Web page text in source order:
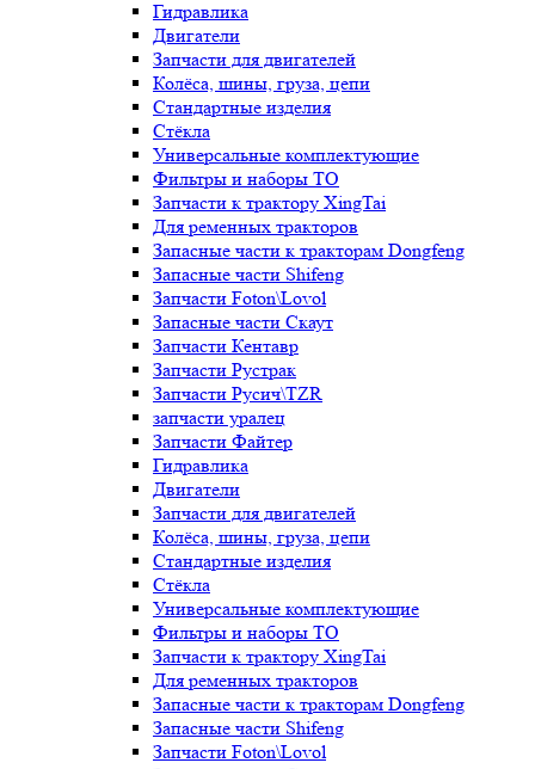
Гидравлика
Двигатели
Запчасти для двигателей
Колёса, шины, груза, цепи
Стандартные изделия
Стёкла
Универсальные комплектующие
Фильтры и наборы ТО
Запчасти к трактору XingTai
Для ременных тракторов
Запасные части к тракторам Dongfeng
Запасные части Shifeng
Запчасти Foton\Lovol
Запасные части Скаут
Запчасти Кентавр
Запчасти Рустрак
Запчасти Русич\TZR
запчасти уралец
Запчасти Файтер
Гидравлика
Двигатели
Запчасти для двигателей
Колёса, шины, груза, цепи
Стандартные изделия
Стёкла
Универсальные комплектующие
Фильтры и наборы ТО
Запчасти к трактору XingTai
Для ременных тракторов
Запасные части к тракторам Dongfeng
Запасные части Shifeng
Запчасти Foton\Lovol